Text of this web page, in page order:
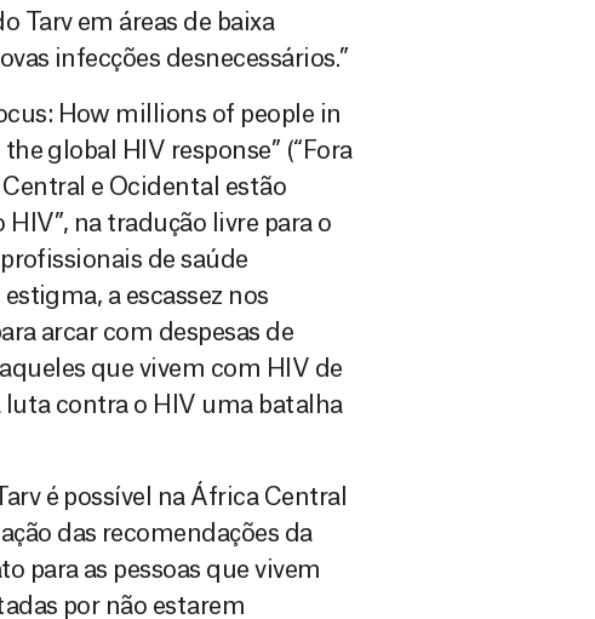
Tarv em áreas de baixa
infecções desnecessários.”
How millions of people in
global HIV response” (“Fora
e Ocidental estão
na tradução livre para o
de saúde
a escassez nos
arcar com despesas de
que vivem com HIV de
contra o HIV uma batalha
é possível na África Central
das recomendações da
para as pessoas que vivem
por não estarem